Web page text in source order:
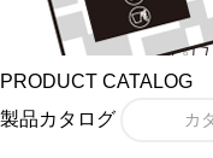
PRODUCT CATALOG
製品カタログ
カ